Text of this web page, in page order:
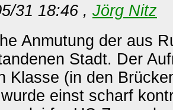
31 18:46 , Jörg Nitz
Anmutung der aus
Stadt. Der
Klasse (in den
einst scharf